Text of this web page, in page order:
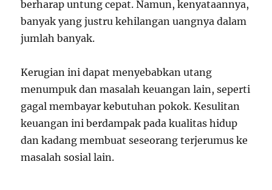
berharap untung cepat. Namun, kenyataannya,
banyak yang justru kehilangan uangnya dalam
jumlah banyak.
Kerugian ini dapat menyebabkan utang
menumpuk dan masalah keuangan lain, seperti
gagal membayar kebutuhan pokok. Kesulitan
keuangan ini berdampak pada kualitas hidup
dan kadang membuat seseorang terjerumus ke
masalah sosial lain.